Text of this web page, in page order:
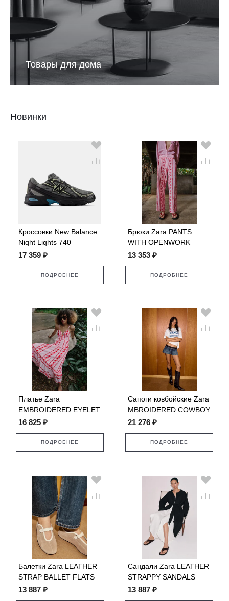
Товары для дома
Новинки
Кроссовки New Balance
Night Lights 740
17 359 ₽
ПОДРОБНЕЕ
Брюки Zara PANTS
WITH OPENWORK
EMBROIDERY
13 353 ₽
ПОДРОБНЕЕ
Платье Zara
EMBROIDERED EYELET
MIDI
16 825 ₽
ПОДРОБНЕЕ
Сапоги ковбойские Zara
MBROIDERED COWBOY
21 276 ₽
ПОДРОБНЕЕ
Балетки Zara LEATHER
STRAP BALLET FLATS
13 887 ₽
Сандали Zara LEATHER
STRAPPY SANDALS
13 887 ₽